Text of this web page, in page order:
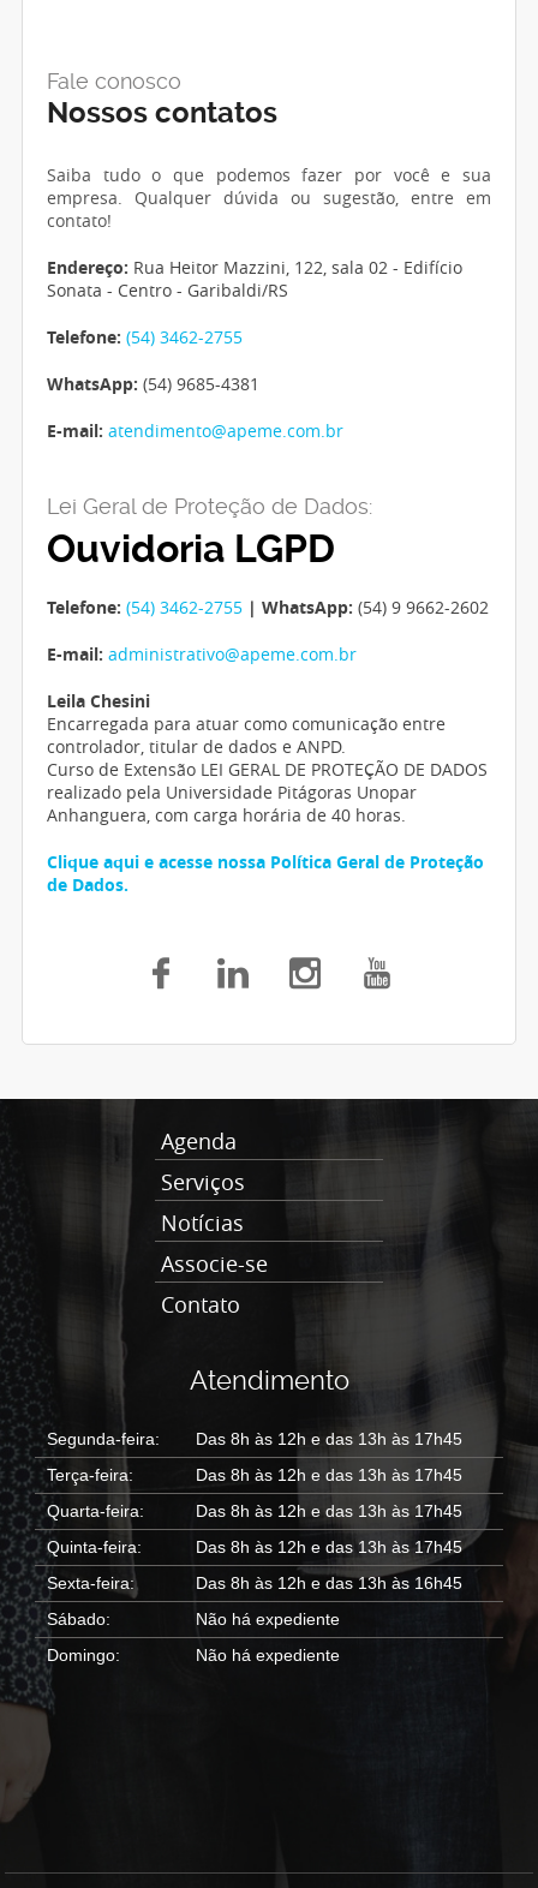
Fale conosco
Nossos contatos
Saiba tudo o que podemos fazer por você e sua
empresa. Qualquer dúvida ou sugestão, entre em
contato!
Endereço: Rua Heitor Mazzini, 122, sala 02 - Edifício
Sonata - Centro - Garibaldi/RS
Telefone: (54) 3462-2755
WhatsApp: (54) 9685-4381
E-mail: atendimento@apeme.com.br
Lei Geral de Proteção de Dados:
Ouvidoria LGPD
Telefone: (54) 3462-2755 | WhatsApp: (54) 9 9662-2602
E-mail: administrativo@apeme.com.br
Leila Chesini
Encarregada para atuar como comunicação entre
controlador, titular de dados e ANPD.
Curso de Extensão LEI GERAL DE PROTEÇÃO DE DADOS
realizado pela Universidade Pitágoras Unopar
Anhanguera, com carga horária de 40 horas.
Clique aqui e acesse nossa Política Geral de Proteção
de Dados.
Agenda
Serviços
Notícias
Associe-se
Contato
Atendimento
Segunda-feira:
Das 8h às 12h e das 13h às 17h45
Terça-feira:
Das 8h às 12h e das 13h às 17h45
Quarta-feira:
Das 8h às 12h e das 13h às 17h45
Quinta-feira:
Das 8h às 12h e das 13h às 17h45
Sexta-feira:
Das 8h às 12h e das 13h às 16h45
Sábado:
Não há expediente
Domingo:
Não há expediente